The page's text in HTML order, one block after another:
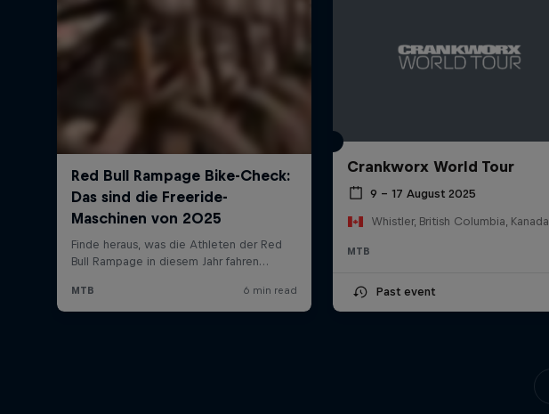
Crankworx World Tour
9 – 17 August 2025
Whistler, British Columbia, Kanada
MTB
Past event